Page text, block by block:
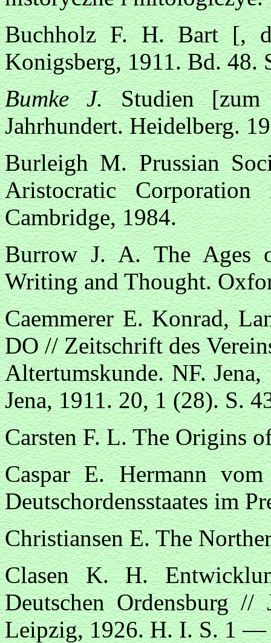
Buchholz F. H. Bart [,
Konigsberg, 1911. Bd.
Bumke J.Studien
Jahrhundert. Heidelberg.
Burleigh M. Prussian
Aristocratic
Cambridge, 1984.
Burrow J. A. The Ages
Writing and Thought.
Caemmerer E. Konrad,
DO // Zeitschrift des
Altertumskunde. NF.
Jena, 1911. 20, 1 (28). S.
Carsten F. L. The Origins
Caspar E. Hermann
Deutschordensstaates im
Christiansen E. The
Clasen K. H.
Deutschen Ordensburg //
Leipzig, 1926. H. I. S. 1 —